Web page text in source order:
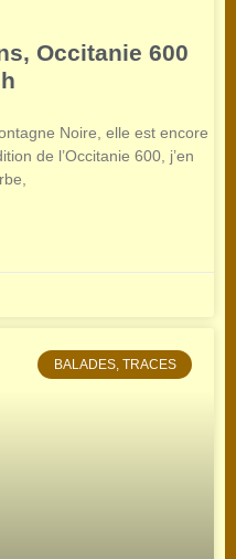
Occitanie 600
Noire, elle est encore
de l’Occitanie 600, j’en
BALADES, TRACES